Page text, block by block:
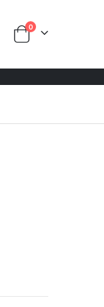
Cart
0producten